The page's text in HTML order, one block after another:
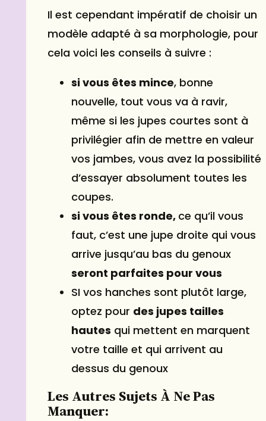
Il est cependant impératif de choisir un
modèle adapté à sa morphologie, pour
cela voici les conseils à suivre :
si vous êtes mince, bonne
nouvelle, tout vous va à ravir,
même si les jupes courtes sont à
privilégier afin de mettre en valeur
vos jambes, vous avez la possibilité
d’essayer absolument toutes les
coupes.
si vous êtes ronde, ce qu’il vous
faut, c’est une jupe droite qui vous
arrive jusqu’au bas du genoux
seront parfaites pour vous
SI vos hanches sont plutôt large,
optez pour des jupes tailles
hautes qui mettent en marquent
votre taille et qui arrivent au
dessus du genoux
Les Autres Sujets À Ne Pas
Manquer: